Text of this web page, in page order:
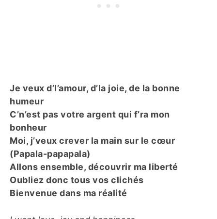
Je veux d’l’amour, d’la joie, de la bonne
humeur
C’n’est pas votre argent qui f’ra mon
bonheur
Moi, j’veux crever la main sur le cœur
(Papala-papapala)
Allons ensemble, découvrir ma liberté
Oubliez donc tous vos clichés
Bienvenue dans ma réalité